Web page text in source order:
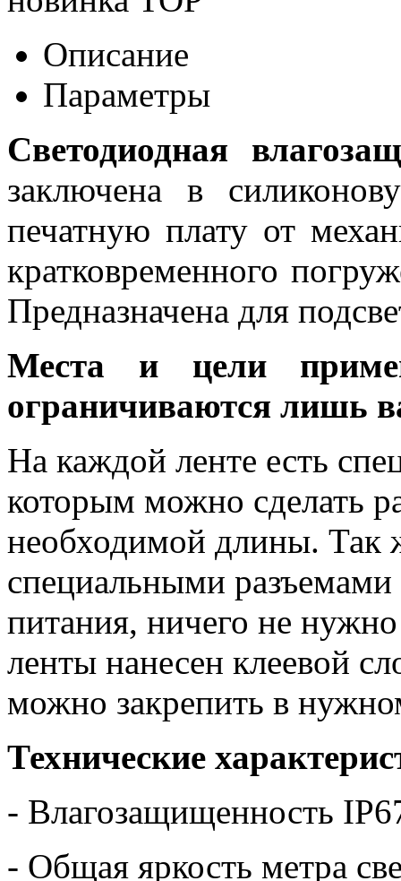
Описание
Параметры
Светодиодная
заключена в
печатную плату от
кратковременного
Предназначена для
Места и цели
ограничиваются лишь
На каждой ленте есть
которым можно сделать
необходимой длины. Так
специальными
питания, ничего не
ленты нанесен клеевой
можно закрепить в
Технические
- Влагозащищенность
- Общая яркость метра